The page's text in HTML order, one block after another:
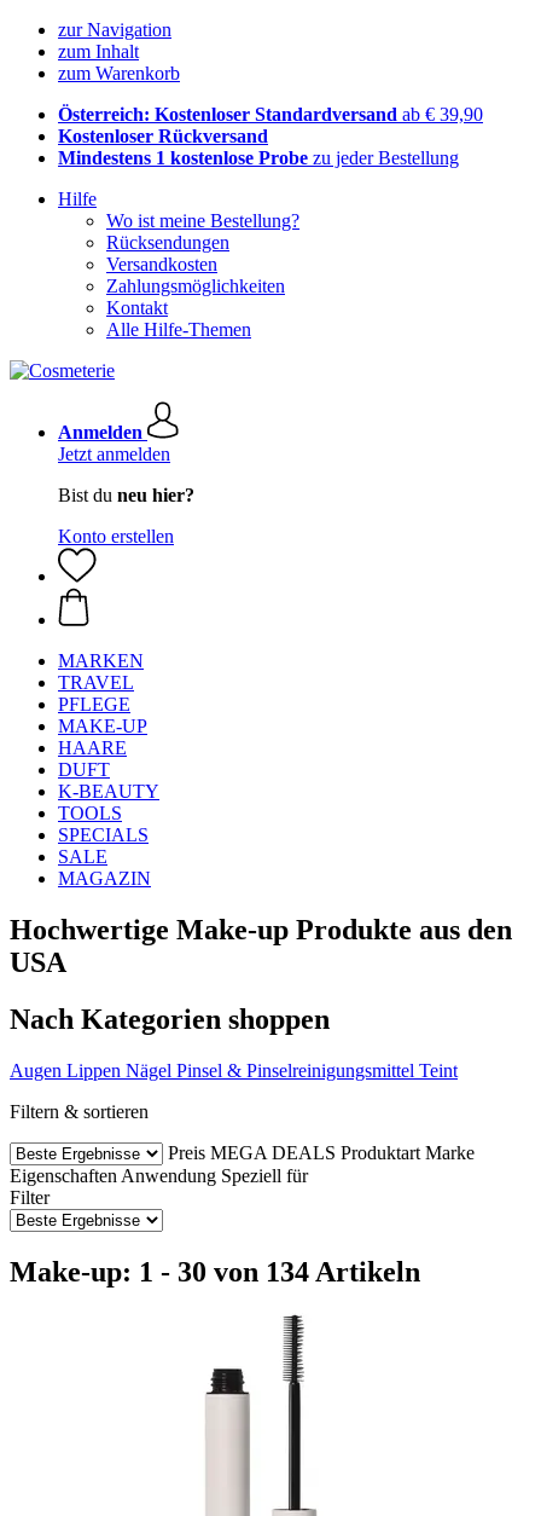
zur Navigation
zum Inhalt
zum Warenkorb
Österreich: Kostenloser Standardversand ab € 39,90
Kostenloser Rückversand
Mindestens 1 kostenlose Probe zu jeder Bestellung
Hilfe
Wo ist meine Bestellung?
Rücksendungen
Versandkosten
Zahlungsmöglichkeiten
Kontakt
Alle Hilfe-Themen
Anmelden
Jetzt anmelden
Bist du neu hier?
Konto erstellen
MARKEN
TRAVEL
PFLEGE
MAKE-UP
HAARE
DUFT
K-BEAUTY
TOOLS
SPECIALS
SALE
MAGAZIN
Hochwertige Make-up Produkte aus den
USA
Nach Kategorien shoppen
Augen Lippen Nägel Pinsel & Pinselreinigungsmittel Teint
Filtern & sortieren
Preis MEGA DEALS Produktart Marke
Eigenschaften Anwendung Speziell für
Filter
Make-up: 1 - 30 von 134 Artikeln